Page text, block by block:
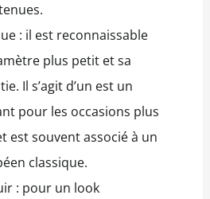
: il est reconnaissable
plus petit et sa
Il s’agit d’un est un
pour les occasions plus
est souvent associé à un
classique.
: pour un look